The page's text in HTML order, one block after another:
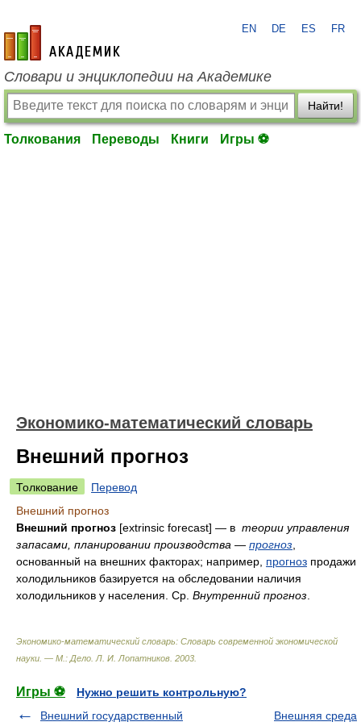
academic.ru
EN DE ES FR
Словари и энциклопедии на Академике
Найти!
Толкования Переводы Книги Игры ⚽
Экономико-математический словарь
Внешний прогноз
Толкование
Перевод
Внешний прогноз
Внешний прогноз [extrinsic forecast] — в теории управления
запасами, планировании производства — прогноз
основанный на внешних факторах; например, прогноз продажи
холодильников базируется на обследовании наличия
холодильников у населения. Ср. Внутренний прогноз
Экономико-математический словарь: Словарь современной экономической
науки. — М.: Дело Л. И. Лопатников 2003
Игры ⚽
Нужно решить контрольную?
Внешний государственный
Внешняя среда